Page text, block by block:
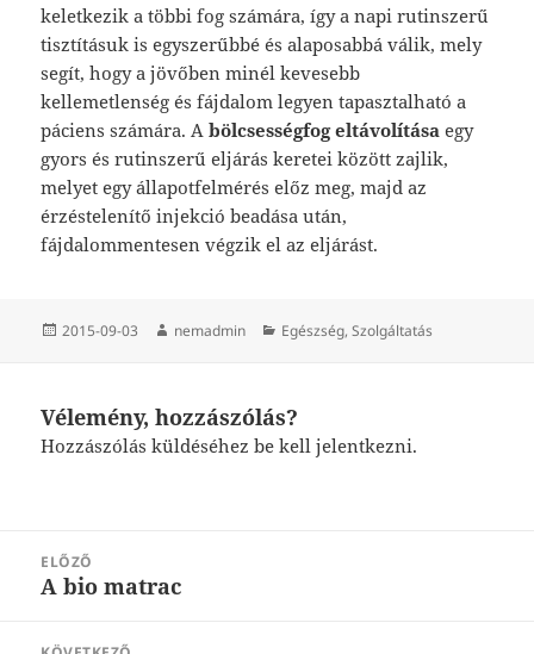
keletkezik a többi fog számára, így a napi rutinszerű
tisztításuk is egyszerűbbé és alaposabbá válik, mely
segít, hogy a jövőben minél kevesebb
kellemetlenség és fájdalom legyen tapasztalható a
páciens számára. Abölcsességfog eltávolítása egy
gyors és rutinszerű eljárás keretei között zajlik,
melyet egy állapotfelmérés előz meg, majd az
érzéstelenítő injekció beadása után,
fájdalommentesen végzik el az eljárást.
Közzétéve
2015-09-03 Szerző
nemadmin Kategória
Egészség,Szolgáltatás
Vélemény, hozzászólás?
Hozzászólás küldéséhezbe kell jelentkezni.
navigáció
ELŐZŐ
Korábbi
A bio matrac